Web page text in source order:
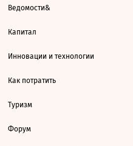
Ведомости&
Капитал
Инновации и технологии
Как потратить
Туризм
Форум